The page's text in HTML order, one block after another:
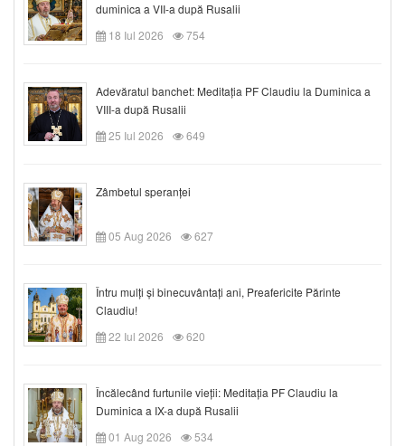
duminica a VII-a după Rusalii
18 Iul 2026
754
Adevăratul banchet: Meditația PF Claudiu la Duminica a
VIII-a după Rusalii
25 Iul 2026
649
Zâmbetul speranței
05 Aug 2026 627
Întru mulți și binecuvântați ani, Preafericite Părinte
Claudiu!
22 Iul 2026
620
Încălecând furtunile vieții: Meditația PF Claudiu la
Duminica a IX-a după Rusalii
01 Aug 2026
534